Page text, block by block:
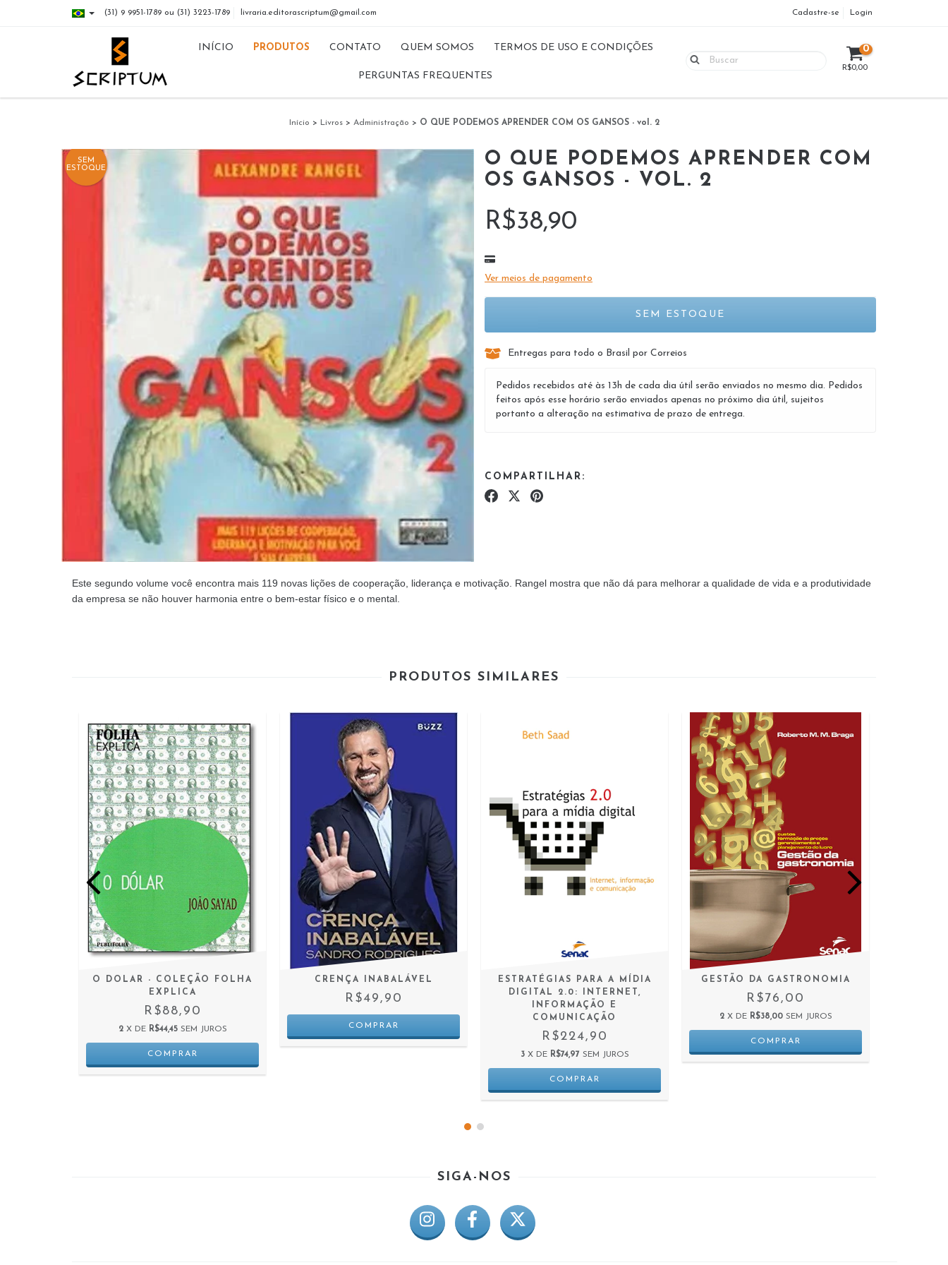
(31) 9 9951-1789 ou (31) 3223-1789 livraria.editorascriptum@gmail.com Cadastre-se Login
INÍCIO PRODUTOS CONTATO QUEM SOMOS TERMOS DE USO E CONDIÇÕES
PERGUNTAS FREQUENTES
0
R$0,00
Início > Livros > Administração > O QUE PODEMOS APRENDER COM OS GANSOS - vol. 2
SEM
ESTOQUE
O QUE PODEMOS APRENDER COM
OS GANSOS - VOL. 2
R$38,90
Ver meios de pagamento
Entregas para todo o Brasil por Correios
Pedidos recebidos até às 13h de cada dia útil serão enviados no mesmo dia. Pedidos
feitos após esse horário serão enviados apenas no próximo dia útil, sujeitos
portanto a alteração na estimativa de prazo de entrega.
COMPARTILHAR:
Este segundo volume você encontra mais 119 novas lições de cooperação, liderança e motivação. Rangel mostra que não dá para melhorar a qualidade de vida e a produtividade
da empresa se não houver harmonia entre o bem-estar físico e o mental.
PRODUTOS SIMILARES
O DOLAR - COLEÇÃO FOLHA
EXPLICA
R$88,90
2 X DE R$44,45 SEM JUROS
CRENÇA INABALÁVEL
R$49,90
ESTRATÉGIAS PARA A MÍDIA
DIGITAL 2.0: INTERNET,
INFORMAÇÃO E
COMUNICAÇÃO
R$224,90
3 X DE R$74,97 SEM JUROS
GESTÃO DA GASTRONOMIA
R$76,00
2 X DE R$38,00 SEM JUROS
SIGA-NOS